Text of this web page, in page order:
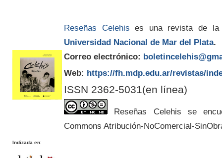
Reseñas Celehis es una revista de la
Universidad Nacional de Mar del Plata.
Correo electrónico:
Web: https://fh.mdp.edu.ar/revistas/
ISSN 2362-5031(en línea)
Reseñas Celehis se
Commons Atribución-NoComercial-
Indizada en: